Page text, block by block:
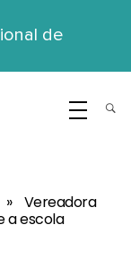
de
» Vereadora
a escola